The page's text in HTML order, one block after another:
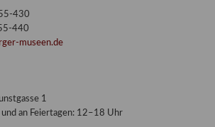
430
440
museen.de
1
und an Feiertagen: 12–18 Uhr